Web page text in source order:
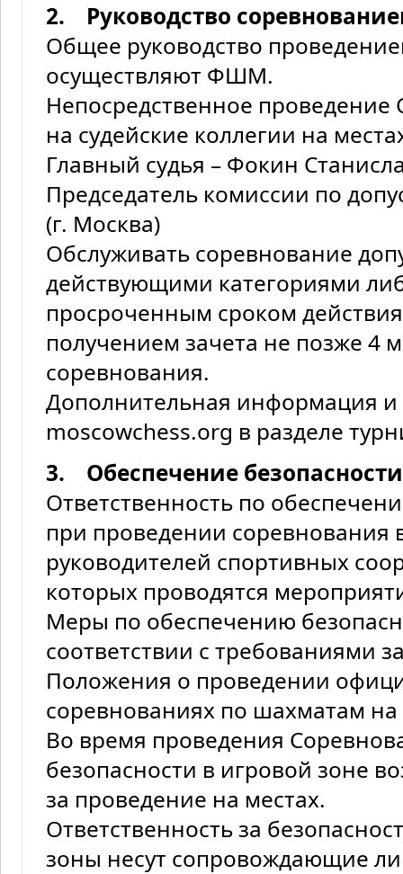
2. Руководство
Общее руководство
осуществляют ФШМ.
Непосредственное проведение
на судейские коллегии на
Главный судья – Фокин
Председатель комиссии по
(г. Москва)
Обслуживать соревнование
действующими категориями
просроченным сроком
получением зачета не позже 4
соревнования.
Дополнительная информация и
moscowchess.org в разделе
3. Обеспечение
Ответственность по
при проведении соревнования
руководителей спортивных
которых проводятся
Меры по обеспечению
соответствии с требованиями
Положения о проведении
соревнованиях по шахматам на
Во время проведения
безопасности в игровой зоне
за проведение на местах.
Ответственность за
зоны несут сопровождающие